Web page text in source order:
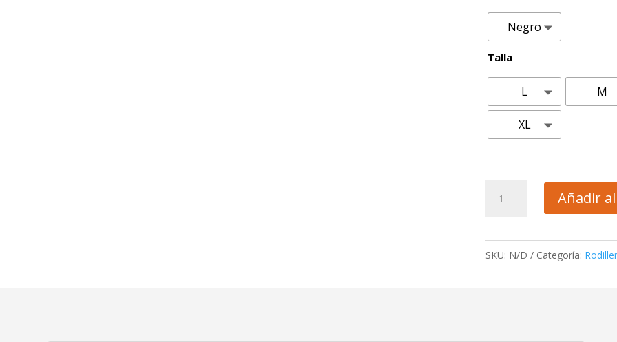
Negro
Talla
L M
XL
BC201
Añadir
SKU: N/D Categoría: